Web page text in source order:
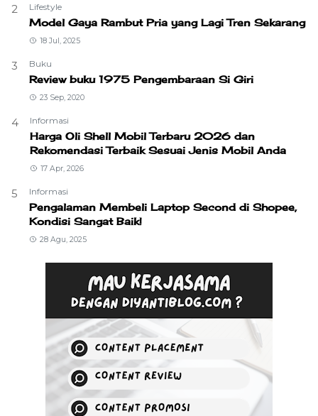
2 Lifestyle
Model Gaya Rambut Pria yang Lagi Tren Sekarang
18 Jul, 2025
3 Buku
Review buku 1975 Pengembaraan Si Giri
23 Sep, 2020
4 Informasi
Harga Oli Shell Mobil Terbaru 2026 dan
Rekomendasi Terbaik Sesuai Jenis Mobil Anda
17 Apr, 2026
5 Informasi
Pengalaman Membeli Laptop Second di Shopee,
Kondisi Sangat Baik!
28 Agu, 2025